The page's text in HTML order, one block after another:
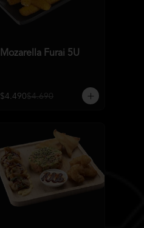
Mozarella Furai 5U
$4.490$4.690